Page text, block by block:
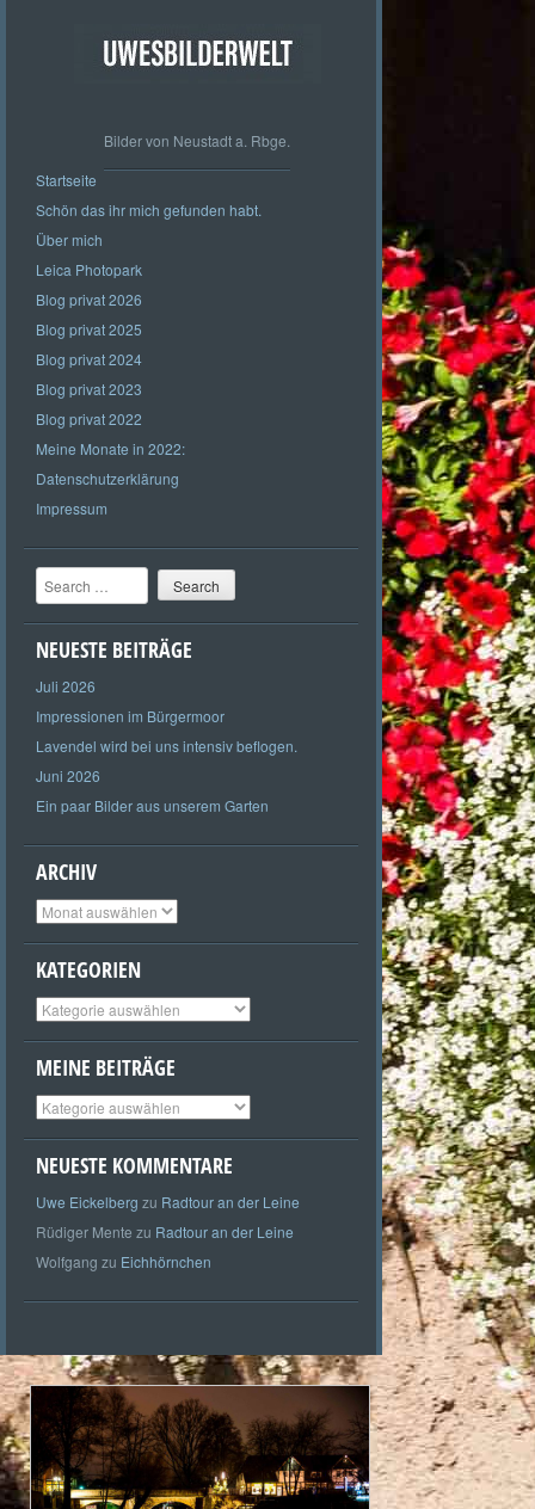
Bilder von Neustadt a. Rbge.
Startseite
Schön das ihr mich gefunden habt.
Über mich
Leica Photopark
Blog privat 2026
Blog privat 2025
Blog privat 2024
Blog privat 2023
Blog privat 2022
Meine Monate in 2022:
Datenschutzerklärung
Impressum
Search
NEUESTE BEITRÄGE
Juli 2026
Impressionen im Bürgermoor
Lavendel wird bei uns intensiv beflogen.
Juni 2026
Ein paar Bilder aus unserem Garten
ARCHIV
Archiv
KATEGORIEN
Kategorien
MEINE BEITRÄGE
Meine
Beiträge
NEUESTE KOMMENTARE
Uwe Eickelberg zu Radtour an der Leine
Rüdiger Mente zu Radtour an der Leine
Wolfgang zu Eichhörnchen